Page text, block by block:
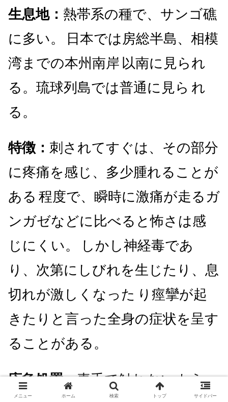
生息地： 熱帯系の種で、サンゴ礁
に多い。
日本では房総半島、相模
湾までの本州南岸 以南に見られ
る。琉球列島では普通に見ら れ
る。
特徴： 刺されてすぐは、その部分
に疼痛を感じ、多少腫れることが
ある 程度で、瞬時に激痛が走るガ
ンガゼなどに比べると怖さは感
じにくい。
しかし神経毒であ
り、次第にしびれを生じたり、息
切れが激しくなった り痙攣が起
きたりと言った全身の症状を呈す
ることがある。
応急処置：素手で触れないよう、
メニュー ホーム 検索 トップ サイドバー